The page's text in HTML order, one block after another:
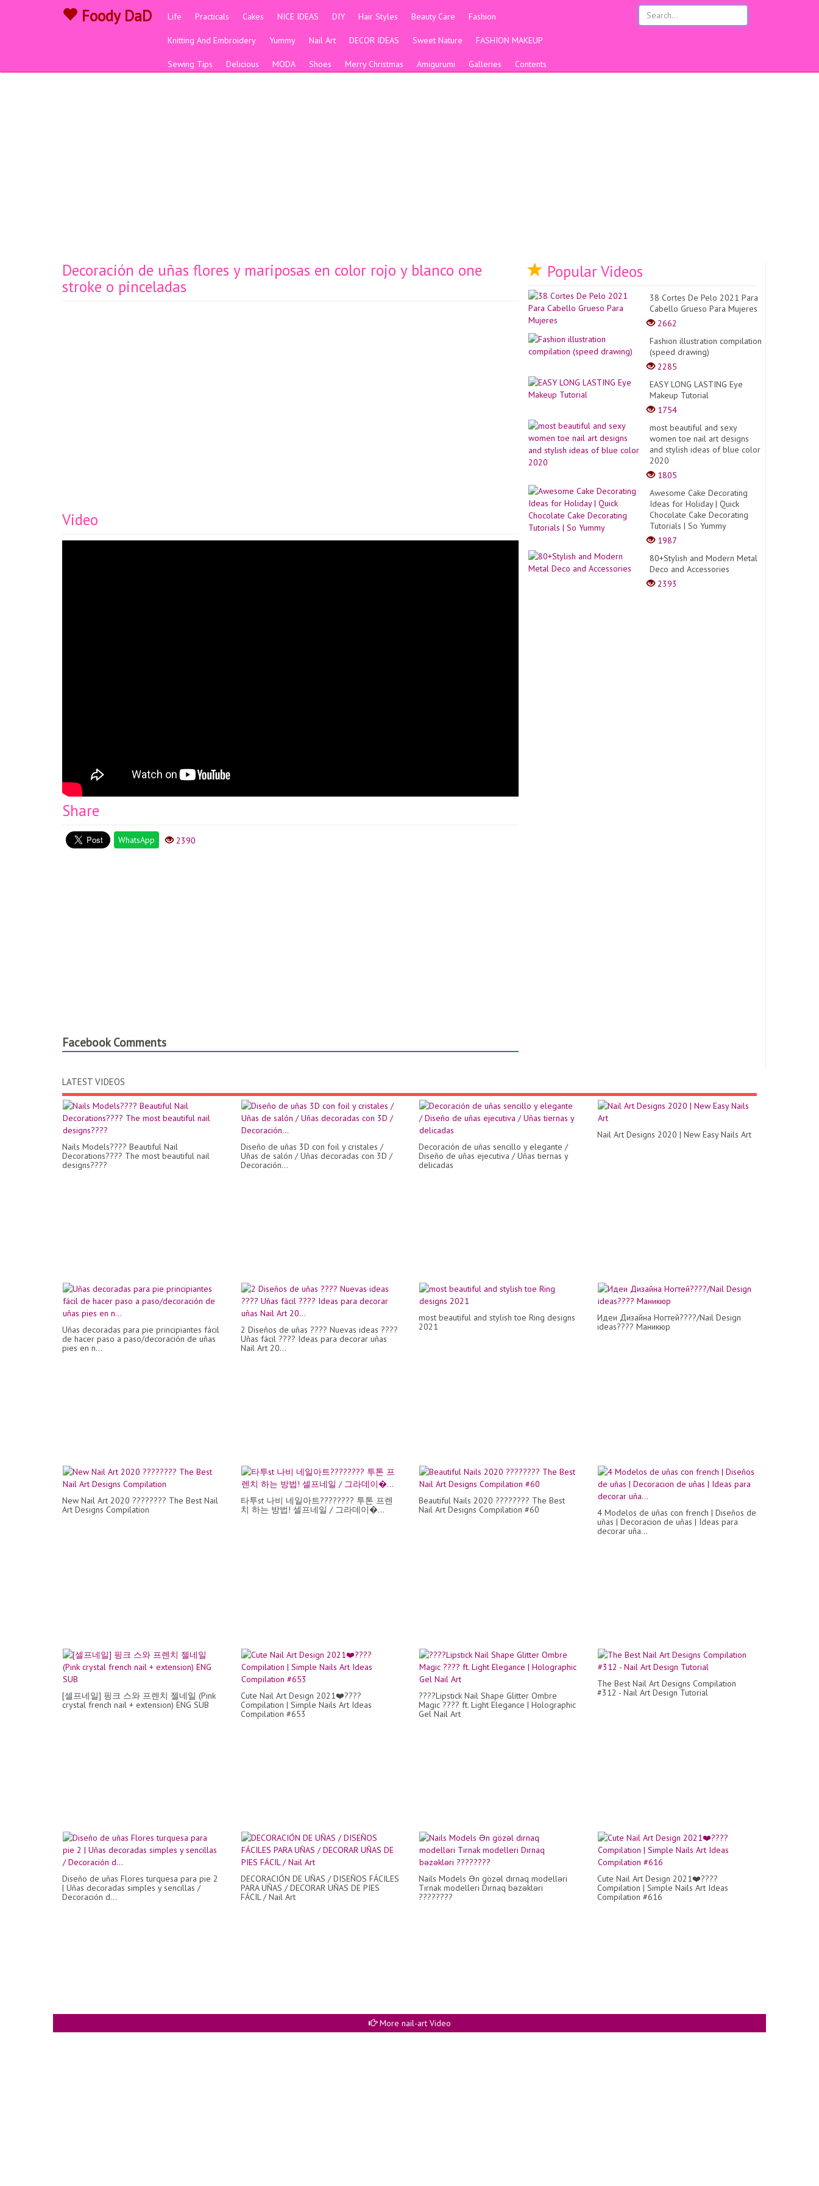
Foody DaD Life Practicals Cakes NICE IDEAS DIY Hair Styles Beauty Care Fashion
Knitting And Embroidery Yummy Nail Art DECOR IDEAS Sweet Nature FASHION MAKEUP
Sewing Tips Delicious MODA Shoes Merry Christmas Amigurumi Galleries Contents
Decoración de uñas flores y mariposas en color rojo y blanco one
stroke o pinceladas
Video
Share
WhatsApp 2390
Facebook Comments
Popular Videos
38 Cortes De Pelo 2021 Para
Cabello Grueso Para Mujeres
2662
Fashion illustration compilation
(speed drawing)
2285
EASY LONG LASTING Eye
Makeup Tutorial
1754
most beautiful and sexy
women toe nail art designs
and stylish ideas of blue color
2020
1805
Awesome Cake Decorating
Ideas for Holiday | Quick
Chocolate Cake Decorating
Tutorials | So Yummy
1987
80+Stylish and Modern Metal
Deco and Accessories
2393
LATEST VIDEOS
Nails Models???? Beautiful Nail
Decorations???? The most beautiful nail
designs????
Diseño de uñas 3D con foil y cristales /
Uñas de salón / Uñas decoradas con 3D /
Decoración...
Decoración de uñas sencillo y elegante /
Diseño de uñas ejecutiva / Uñas tiernas y
delicadas
Nail Art Designs 2020 | New Easy Nails Art
Uñas decoradas para pie principiantes fácil
de hacer paso a paso/decoración de uñas
pies en n...
2 Diseños de uñas ???? Nuevas ideas ????
Uñas fácil ???? Ideas para decorar uñas
Nail Art 20...
most beautiful and stylish toe Ring designs
2021
Идеи Дизайна Ногтей????/Nail Design
ideas???? Маникюр
New Nail Art 2020 ???????? The Best Nail
Art Designs Compilation
타투st 나비 네일아트???????? 투톤 프렌
치 하는 방법! 셀프네일 / 그라데이�...
Beautiful Nails 2020 ???????? The Best
Nail Art Designs Compilation #60
4 Modelos de uñas con french | Diseños de
uñas | Decoracion de uñas | Ideas para
decorar uña...
[셀프네일] 핑크 스와 프렌치 젤네일 (Pink
crystal french nail + extension) ENG SUB
Cute Nail Art Design 2021❤️????
Compilation | Simple Nails Art Ideas
Compilation #653
????Lipstick Nail Shape Glitter Ombre
Magic ???? ft. Light Elegance | Holographic
Gel Nail Art
The Best Nail Art Designs Compilation
#312 - Nail Art Design Tutorial
Diseño de uñas Flores turquesa para pie 2
| Uñas decoradas simples y sencillas /
Decoración d...
DECORACIÓN DE UÑAS / DISEÑOS FÁCILES
PARA UÑAS / DECORAR UÑAS DE PIES
FÁCIL / Nail Art
Nails Models Ən gözəl dırnaq modelləri
Tırnak modelleri Dırnaq bəzəkləri
????????
Cute Nail Art Design 2021❤️????
Compilation | Simple Nails Art Ideas
Compilation #616
More nail-art Video